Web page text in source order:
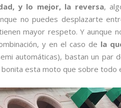
y lo mejor, la reversa,
no puedes desplazarte
mayor respeto. Y aunque
y en el caso de la
automáticas), bastan un par
esta moto que sobre todo